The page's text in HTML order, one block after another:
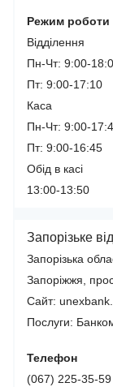
Режим роботи
Відділення
Пн-Чт: 9:00-
Пт: 9:00-17:10
Каса
Пн-Чт: 9:00-
Пт: 9:00-16:45
Обід в касі
13:00-13:50
Запорізьке
Запорізька
Запоріжжя,
Сайт:
Послуги:
Телефон
(067) 225-35-59